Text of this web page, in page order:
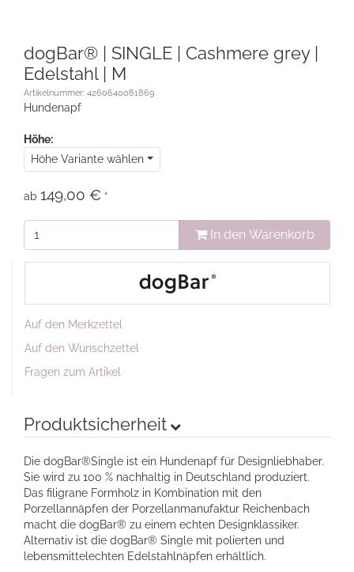
dogBar® | SINGLE | Cashmere grey |
Edelstahl | M
Artikelnummer: 4260640081869
Hundenapf
Höhe:
Höhe Variante wählen
ab 149,00 € *
In den Warenkorb
Auf den Merkzettel
Auf den Wunschzettel
Fragen zum Artikel
Produktsicherheit
Die dogBar®Single ist ein Hundenapf für Designliebhaber.
Sie wird zu 100 % nachhaltig in Deutschland produziert.
Das filigrane Formholz in Kombination mit den
Porzellannäpfen der Porzellanmanufaktur Reichenbach
macht die dogBar® zu einem echten Designklassiker.
Alternativ ist die dogBar® Single mit polierten und
lebensmittelechten Edelstahlnäpfen erhältlich.